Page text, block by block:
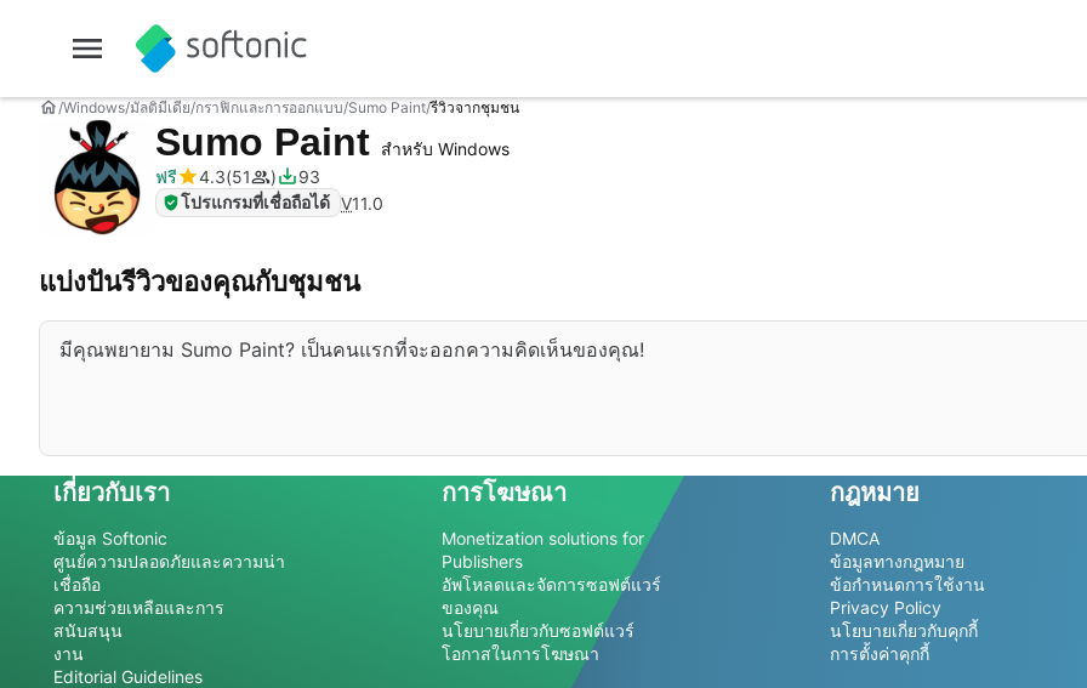
Windows มัลติมีเดีย กราฟิกและการออกแบบ Sumo Paint รีวิวจากชุมชน
Sumo Paint สำหรับ Windows
ฟรี
4.3 51
93
โปรแกรมที่เชื่อถือได้ V11.0
แบ่งปันรีวิวของคุณกับชุมชน
มีคุณพยายาม Sumo Paint? เป็นคนแรกที่จะออกความคิดเห็นของคุณ!
เกี่ยวกับเรา
ข้อมูล Softonic
ศูนย์ความปลอดภัยและความน่า
เชื่อถือ
ความช่วยเหลือและการ
สนับสนุน
งาน
Editorial Guidelines
การโฆษณา
Monetization solutions for
Publishers
อัพโหลดและจัดการซอฟต์แวร์
ของคุณ
นโยบายเกี่ยวกับซอฟต์แวร์
โอกาสในการโฆษณา
กฎหมาย
DMCA
ข้อมูลทางกฎหมาย
ข้อกำหนดการใช้งาน
Privacy Policy
นโยบายเกี่ยวกับคุกกี้
การตั้งค่าคุกกี้